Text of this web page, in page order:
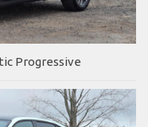
Progressive